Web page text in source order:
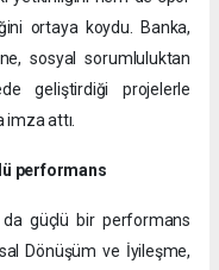
ortaya koydu. Banka,
sosyal sorumluluktan
geliştirdiği projelerle
attı.
performans
da güçlü bir performans
Dönüşüm ve İyileşme,